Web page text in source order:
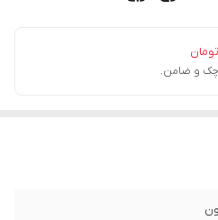
تومان